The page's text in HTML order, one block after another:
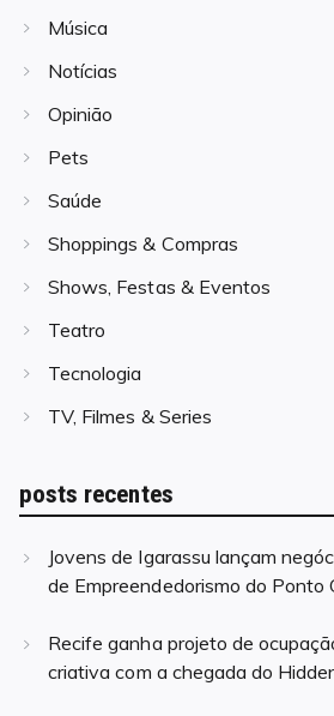
Música
Notícias
Opinião
Pets
Saúde
Shoppings & Compras
Shows, Festas & Eventos
Teatro
Tecnologia
TV, Filmes & Series
posts recentes
Jovens de Igarassu lançam
de Empreendedorismo do Ponto
Recife ganha projeto de
criativa com a chegada do